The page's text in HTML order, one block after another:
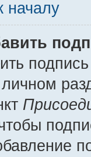
началу
личном